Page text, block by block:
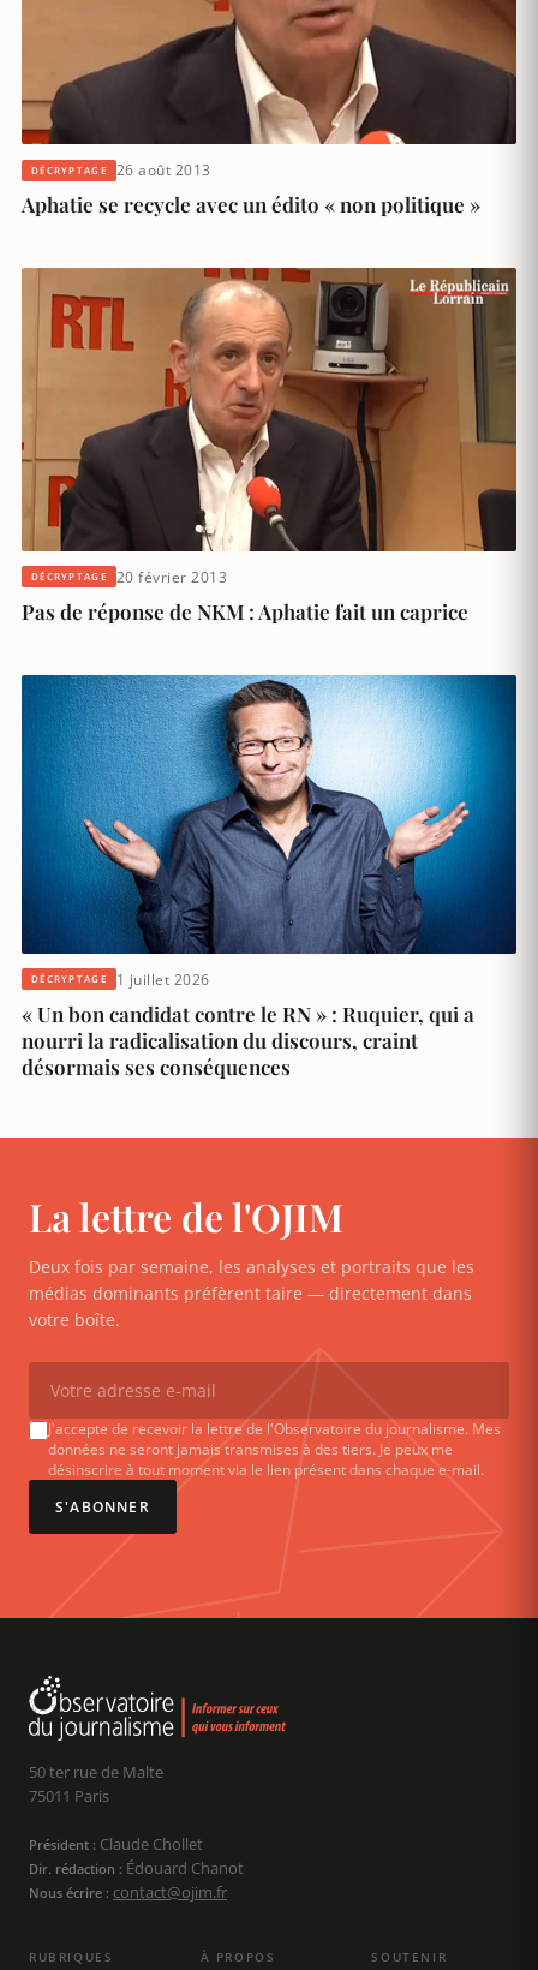
DÉCRYPTAGE 26 août 2013
Aphatie se recycle avec un édito « non politique »
DÉCRYPTAGE 20 février 2013
Pas de réponse de NKM : Aphatie fait un caprice
DÉCRYPTAGE 1 juillet 2026
« Un bon candidat contre le RN » : Ruquier, qui a
nourri la radicalisation du discours, craint
désormais ses conséquences
La lettre de l'OJIM
Deux fois par semaine, les analyses et portraits que les
médias dominants préfèrent taire — directement dans
votre boîte.
J'accepte de recevoir la lettre de l'Observatoire du journalisme. Mes
données ne seront jamais transmises à des tiers. Je peux me
désinscrire à tout moment via le lien présent dans chaque e-mail.
S'ABONNER
50 ter rue de Malte
75011 Paris
Président : Claude Chollet
Dir. rédaction : Édouard Chanot
Nous écrire : contact@ojim.fr
RUBRIQUES À PROPOS SOUTENIR